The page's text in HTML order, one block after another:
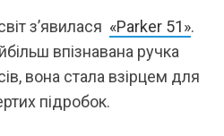
з’явилася «Parker 51».
впізнавана ручка
вона стала взірцем для
підробок.